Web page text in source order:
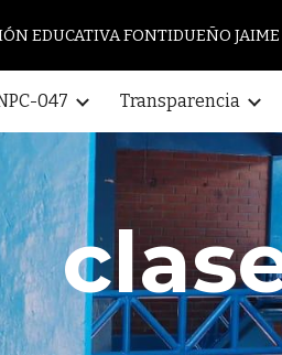
EDUCATIVA FONTIDUEÑO JAIME
047 Transparencia